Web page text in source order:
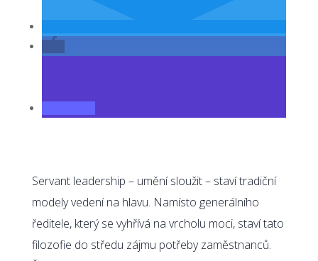
Servant leadership – umění sloužit – staví tradiční
modely vedení na hlavu. Namísto generálního
ředitele, který se vyhřívá na vrcholu moci, staví tato
filozofie do středu zájmu potřeby zaměstnanců.